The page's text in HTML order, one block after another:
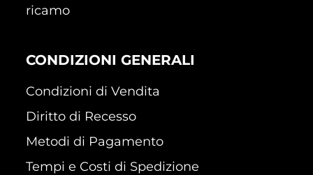
ricamo
CONDIZIONI GENERALI
Condizioni di Vendita
Diritto di Recesso
Metodi di Pagamento
Tempi e Costi di Spedizione